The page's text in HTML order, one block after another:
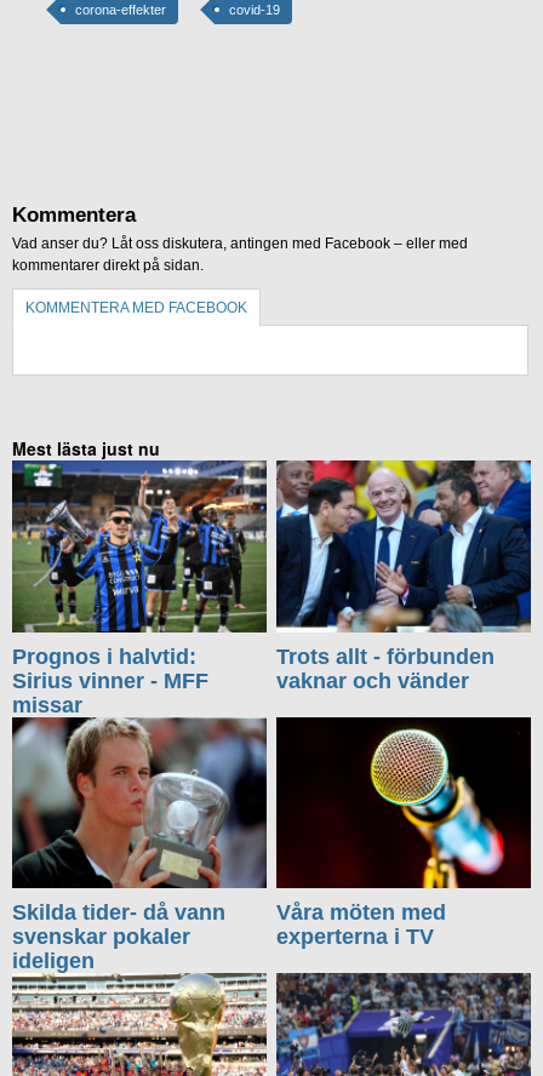
corona-effekter covid-19
Kommentera
Vad anser du? Låt oss diskutera, antingen med Facebook – eller med
kommentarer direkt på sidan.
KOMMENTERA MED FACEBOOK
Mest lästa just nu
Prognos i halvtid:
Sirius vinner - MFF
missar
Trots allt - förbunden
vaknar och vänder
Skilda tider- då vann
svenskar pokaler
ideligen
Våra möten med
experterna i TV